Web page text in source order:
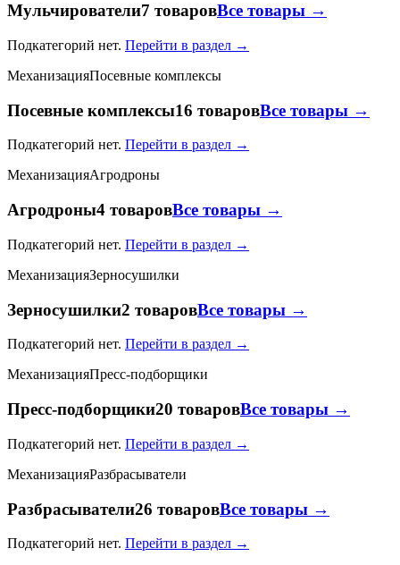
Мульчирователи7 товаровВсе товары →
Подкатегорий нет. Перейти в раздел →
МеханизацияПосевные комплексы
Посевные комплексы16 товаровВсе товары →
Подкатегорий нет. Перейти в раздел →
МеханизацияАгродроны
Агродроны4 товаровВсе товары →
Подкатегорий нет. Перейти в раздел →
МеханизацияЗерносушилки
Зерносушилки2 товаровВсе товары →
Подкатегорий нет. Перейти в раздел →
МеханизацияПресс-подборщики
Пресс-подборщики20 товаровВсе товары →
Подкатегорий нет. Перейти в раздел →
МеханизацияРазбрасыватели
Разбрасыватели26 товаровВсе товары →
Подкатегорий нет. Перейти в раздел →